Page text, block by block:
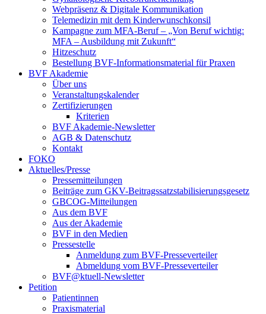
Webpräsenz & Digitale Kommunikation
Telemedizin mit dem Kinderwunschkonsil
Kampagne zum MFA-Beruf – „Von Beruf wichtig:
MFA – Ausbildung mit Zukunft“
Hitzeschutz
Bestellung BVF-Informationsmaterial für Praxen
BVF Akademie
Über uns
Veranstaltungskalender
Zertifizierungen
Kriterien
BVF Akademie-Newsletter
AGB & Datenschutz
Kontakt
FOKO
Aktuelles/Presse
Pressemitteilungen
Beiträge zum GKV-Beitragssatzstabilisierungsgesetz
GBCOG-Mitteilungen
Aus dem BVF
Aus der Akademie
BVF in den Medien
Pressestelle
Anmeldung zum BVF-Presseverteiler
Abmeldung vom BVF-Presseverteiler
BVF@ktuell-Newsletter
Petition
Patientinnen
Praxismaterial